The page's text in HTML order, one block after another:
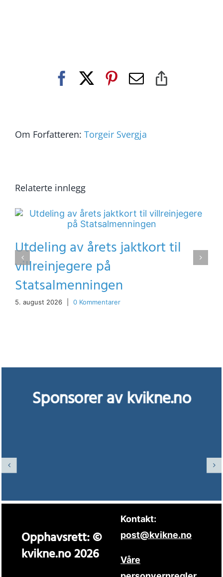
Facebook Pinterest
E-
Om Forfatteren: Torgeir Svergja
Relaterte innlegg
Utdeling av årets jaktkort til
villreinjegere på
Statsalmenningen
5. august 2026 0 Kommentarer
Sponsorer av kvikne.no
Opphavsrett: ©
kvikne.no 2026
Kontakt:
post@kvikne.no
Våre